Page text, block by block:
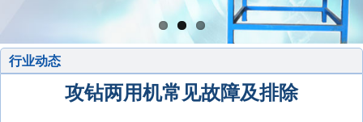
行业动态
攻钻两用机常见故障及排除